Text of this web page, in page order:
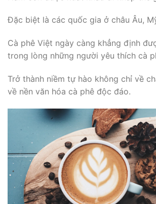
Đặc biệt là các quốc gia ở châu Âu,
Cà phê Việt ngày càng khẳng định
trong lòng những người yêu thích cà
Trở thành niềm tự hào không chỉ về
về nền văn hóa cà phê độc đáo.